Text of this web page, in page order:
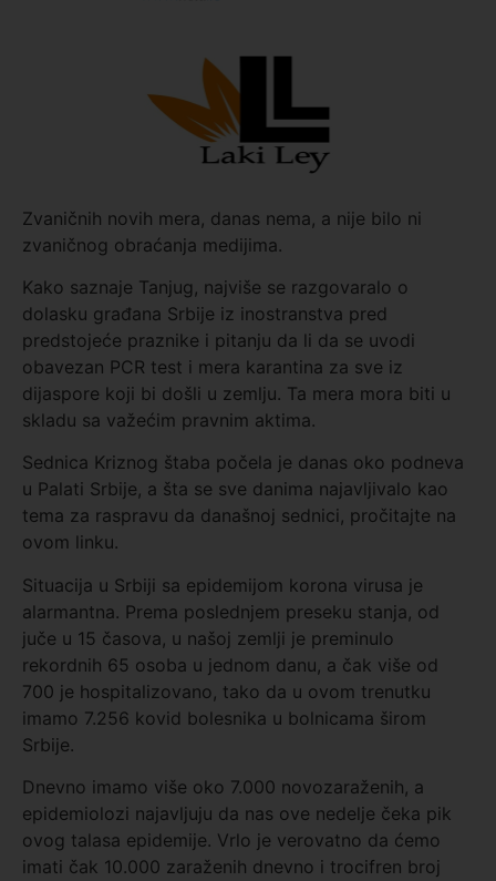
Zvaničnih novih mera, danas nema, a nije bilo ni
zvaničnog obraćanja medijima.
Kako saznaje Tanjug, najviše se razgovaralo o
dolasku građana Srbije iz inostranstva pred
predstojeće praznike i pitanju da li da se uvodi
obavezan PCR test i mera karantina za sve iz
dijaspore koji bi došli u zemlju. Ta mera mora biti u
skladu sa važećim pravnim aktima.
Sednica Kriznog štaba počela je danas oko podneva
u Palati Srbije, a šta se sve danima najavljivalo kao
tema za raspravu da današnoj sednici, pročitajte na
ovom linku.
Situacija u Srbiji sa epidemijom korona virusa je
alarmantna. Prema poslednjem preseku stanja, od
juče u 15 časova, u našoj zemlji je preminulo
rekordnih 65 osoba u jednom danu, a čak više od
700 je hospitalizovano, tako da u ovom trenutku
imamo 7.256 kovid bolesnika u bolnicama širom
Srbije.
Dnevno imamo više oko 7.000 novozaraženih, a
epidemiolozi najavljuju da nas ove nedelje čeka pik
ovog talasa epidemije. Vrlo je verovatno da ćemo
imati čak 10.000 zaraženih dnevno i trocifren broj